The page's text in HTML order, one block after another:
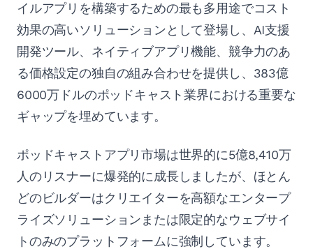
イルアプリを構築するための最も多用途でコスト
効果の高いソリューションとして登場し、AI支援
開発ツール、ネイティブアプリ機能、競争力のあ
る価格設定の独自の組み合わせを提供し、383億
6000万ドルのポッドキャスト業界における重要な
ギャップを埋めています。
ポッドキャストアプリ市場は世界的に5億8,410万
人のリスナーに爆発的に成長しましたが、ほとん
どのビルダーはクリエイターを高額なエンタープ
ライズソリューションまたは限定的なウェブサイ
トのみのプラットフォームに強制しています。